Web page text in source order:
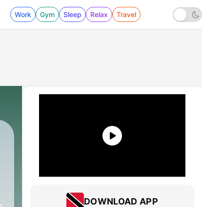
Work Gym Sleep Relax Travel
DOWNLOAD APP